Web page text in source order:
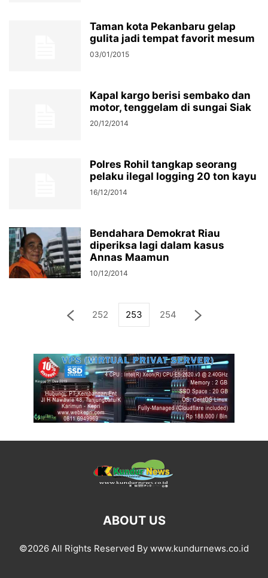
Taman kota Pekanbaru gelap
gulita jadi tempat favorit mesum
03/01/2015
Kapal kargo berisi sembako dan
motor, tenggelam di sungai Siak
20/12/2014
Polres Rohil tangkap seorang
pelaku ilegal logging 20 ton kayu
16/12/2014
Bendahara Demokrat Riau
diperiksa lagi dalam kasus
Annas Maamun
10/12/2014
252 253 254
ABOUT US
©2026 All Rights Reserved By www.kundurnews.co.id